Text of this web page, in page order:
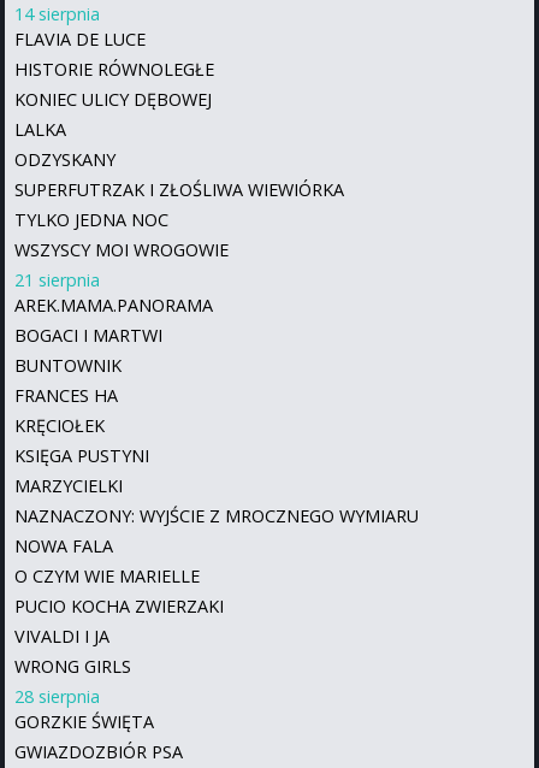
14 sierpnia
FLAVIA DE LUCE
HISTORIE RÓWNOLEGŁE
KONIEC ULICY DĘBOWEJ
LALKA
ODZYSKANY
SUPERFUTRZAK I ZŁOŚLIWA WIEWIÓRKA
TYLKO JEDNA NOC
WSZYSCY MOI WROGOWIE
21 sierpnia
AREK.MAMA.PANORAMA
BOGACI I MARTWI
BUNTOWNIK
FRANCES HA
KRĘCIOŁEK
KSIĘGA PUSTYNI
MARZYCIELKI
NAZNACZONY: WYJŚCIE Z MROCZNEGO WYMIARU
NOWA FALA
O CZYM WIE MARIELLE
PUCIO KOCHA ZWIERZAKI
VIVALDI I JA
WRONG GIRLS
28 sierpnia
GORZKIE ŚWIĘTA
GWIAZDOZBIÓR PSA